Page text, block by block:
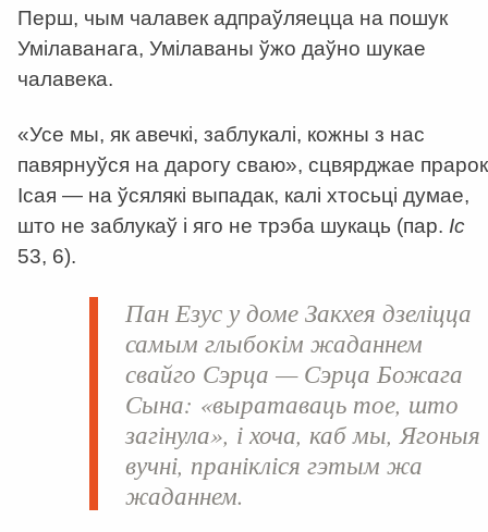
Перш, чым чалавек адпраўляецца на пошук
Умілаванага, Умілаваны ўжо даўно шукае
чалавека.
«Усе мы, як авечкі, заблукалі, кожны з нас
павярнуўся на дарогу сваю», сцвярджае прарок
Ісая — на ўсялякі выпадак, калі хтосьці думае,
што не заблукаў і яго не трэба шукаць (пар. Іс
53, 6).
Пан Езус у доме Закхея дзеліцца
самым глыбокім жаданнем
свайго Сэрца — Сэрца Божага
Сына: «выратаваць тое, што
загінула», і хоча, каб мы, Ягоныя
вучні, пранікліся гэтым жа
жаданнем.